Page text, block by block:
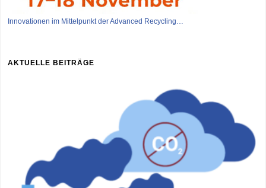
Innovationen im Mittelpunkt der Advanced Recycling…
AKTUELLE BEITRÄGE